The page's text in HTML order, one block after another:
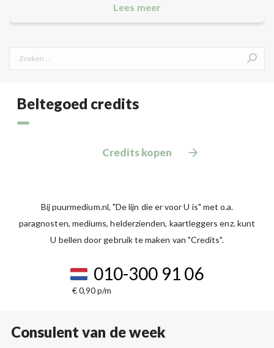
Lees meer
Search:
Beltegoed credits
Credits kopen
Bij puurmedium.nl, "De lijn die er voor U is" met o.a.
paragnosten, mediums, helderzienden, kaartleggers enz. kunt
U bellen door gebruik te maken van "Credits".
010-300 91 06
€ 0,90 p/m
Consulent van de week